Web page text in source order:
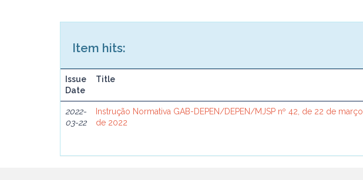
Item hits:
Issue
Date
Title
2022-
03-22
Instrução Normativa GAB-DEPEN/DEPEN/MJSP nº 42, de 22 de março
de 2022